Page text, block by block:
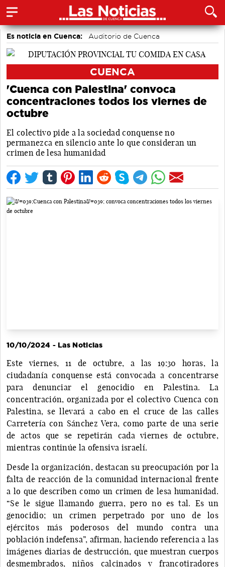
Es noticia en Cuenca: Auditorio de Cuenca
CUENCA
'Cuenca con Palestina' convoca
concentraciones todos los viernes de
octubre
El colectivo pide a la sociedad conquense no
permanezca en silencio ante lo que consideran un
crimen de lesa humanidad
10/10/2024 - Las Noticias
Este viernes, 11 de octubre, a las 19:30 horas, la
ciudadanía conquense está convocada a concentrarse
para denunciar el genocidio en Palestina. La
concentración, organizada por el colectivo Cuenca con
Palestina, se llevará a cabo en el cruce de las calles
Carretería con Sánchez Vera, como parte de una serie
de actos que se repetirán cada viernes de octubre,
mientras continúe la ofensiva israelí.
Desde la organización, destacan su preocupación por la
falta de reacción de la comunidad internacional frente
a lo que describen como un crimen de lesa humanidad.
“Se le sigue llamando guerra, pero no es tal. Es un
genocidio; un crimen perpetrado por uno de los
ejércitos más poderosos del mundo contra una
población indefensa”, afirman, haciendo referencia a las
imágenes diarias de destrucción, que muestran cuerpos
desmembrados, niños calcinados y francotiradores